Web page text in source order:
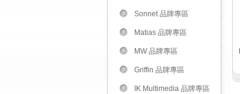
Sonnet 品牌專區
Matias 品牌專區
MW 品牌專區
Griffin 品牌專區
IK Multimedia 品牌專區